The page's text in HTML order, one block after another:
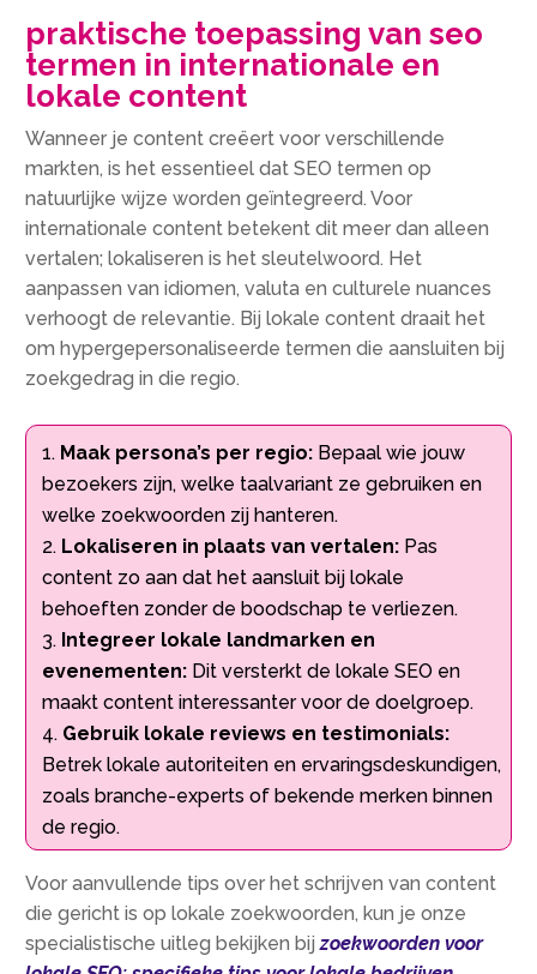
praktische toepassing van seo
termen in internationale en
lokale content
Wanneer je content creëert voor verschillende
markten, is het essentieel dat SEO termen op
natuurlijke wijze worden geïntegreerd. Voor
internationale content betekent dit meer dan alleen
vertalen; lokaliseren is het sleutelwoord. Het
aanpassen van idiomen, valuta en culturele nuances
verhoogt de relevantie. Bij lokale content draait het
om hypergepersonaliseerde termen die aansluiten bij
zoekgedrag in die regio.
Maak persona’s per regio: Bepaal wie jouw
bezoekers zijn, welke taalvariant ze gebruiken en
welke zoekwoorden zij hanteren.
Lokaliseren in plaats van vertalen: Pas
content zo aan dat het aansluit bij lokale
behoeften zonder de boodschap te verliezen.
Integreer lokale landmarken en
evenementen: Dit versterkt de lokale SEO en
maakt content interessanter voor de doelgroep.
Gebruik lokale reviews en testimonials:
Betrek lokale autoriteiten en ervaringsdeskundigen,
zoals branche-experts of bekende merken binnen
de regio.
Voor aanvullende tips over het schrijven van content
die gericht is op lokale zoekwoorden, kun je onze
specialistische uitleg bekijken bijzoekwoorden voor